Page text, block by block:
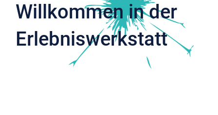
Willkommen in der
Erlebniswerkstatt